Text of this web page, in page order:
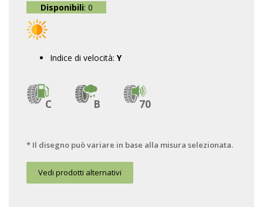
Disponibili: 0
Indice di velocità: Y
C B 70
* Il disegno può variare in base alla misura selezionata.
Vedi prodotti alternativi